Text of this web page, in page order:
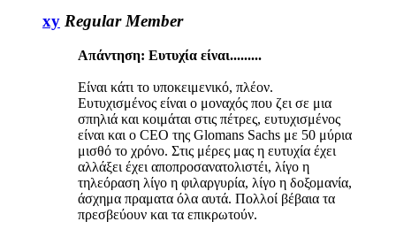
xy Regular Member
Απάντηση: Ευτυχία είναι.........
Είναι κάτι το υποκειμενικό, πλέον.
Ευτυχισμένος είναι ο μοναχός που ζει σε μια
σπηλιά και κοιμάται στις πέτρες, ευτυχισμένος
είναι και ο CEO της Glomans Sachs με 50 μύρια
μισθό το χρόνο. Στις μέρες μας η ευτυχία έχει
αλλάξει έχει αποπροσανατολιστέι, λίγο η
τηλεόραση λίγο η φιλαργυρία, λίγο η δοξομανία,
άσχημα πραματα όλα αυτά. Πολλοί βέβαια τα
πρεσβεύουν και τα επικρωτούν.